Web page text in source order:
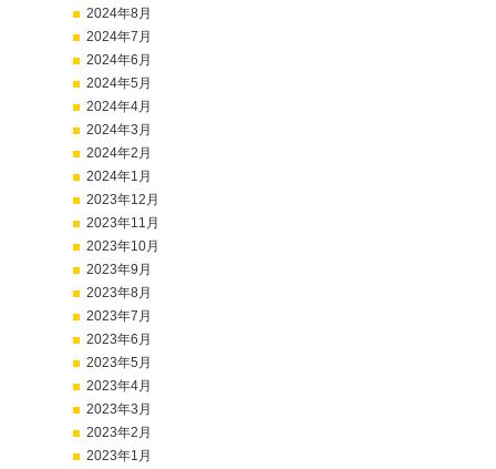
2024年8月
2024年7月
2024年6月
2024年5月
2024年4月
2024年3月
2024年2月
2024年1月
2023年12月
2023年11月
2023年10月
2023年9月
2023年8月
2023年7月
2023年6月
2023年5月
2023年4月
2023年3月
2023年2月
2023年1月